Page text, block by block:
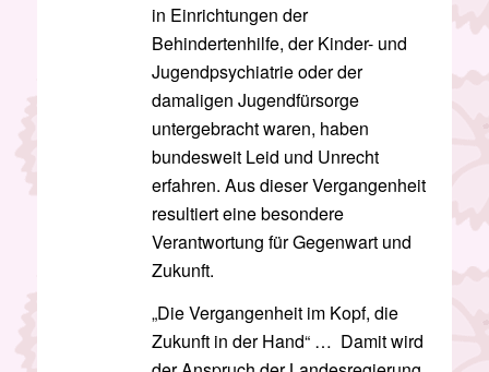
in Einrichtungen der
Behindertenhilfe, der Kinder- und
Jugendpsychiatrie oder der
damaligen Jugendfürsorge
untergebracht waren, haben
bundesweit Leid und Unrecht
erfahren. Aus dieser Vergangenheit
resultiert eine besondere
Verantwortung für Gegenwart und
Zukunft.
„Die Vergangenheit im Kopf, die
Zukunft in der Hand“ … Damit wird